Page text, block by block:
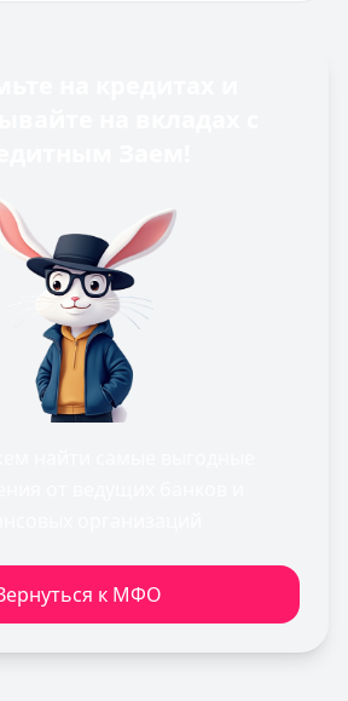
к МФО